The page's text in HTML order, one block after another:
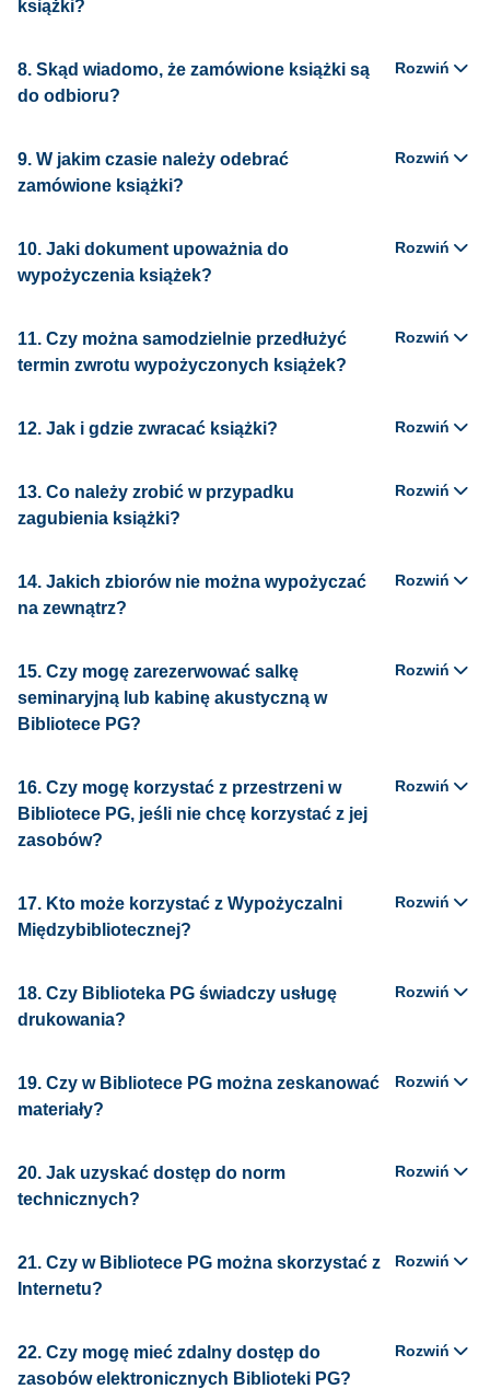
książki?
8. Skąd wiadomo, że zamówione książki są
do odbioru?
Rozwiń
9. W jakim czasie należy odebrać
zamówione książki?
Rozwiń
10. Jaki dokument upoważnia do
wypożyczenia książek?
Rozwiń
11. Czy można samodzielnie przedłużyć
termin zwrotu wypożyczonych książek?
Rozwiń
12. Jak i gdzie zwracać książki? Rozwiń
13. Co należy zrobić w przypadku
zagubienia książki?
Rozwiń
14. Jakich zbiorów nie można wypożyczać
na zewnątrz?
Rozwiń
15. Czy mogę zarezerwować salkę
seminaryjną lub kabinę akustyczną w
Bibliotece PG?
Rozwiń
16. Czy mogę korzystać z przestrzeni w
Bibliotece PG, jeśli nie chcę korzystać z jej
zasobów?
Rozwiń
17. Kto może korzystać z Wypożyczalni
Międzybibliotecznej?
Rozwiń
18. Czy Biblioteka PG świadczy usługę
drukowania?
Rozwiń
19. Czy w Bibliotece PG można zeskanować
materiały?
Rozwiń
20. Jak uzyskać dostęp do norm
technicznych?
Rozwiń
21. Czy w Bibliotece PG można skorzystać z
Internetu?
Rozwiń
22. Czy mogę mieć zdalny dostęp do
zasobów elektronicznych Biblioteki PG?
Rozwiń